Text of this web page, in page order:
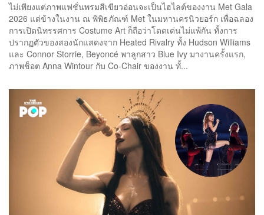
ไม่เพียงแต่ภาพแฟชั่นพรมสีเขียวอ่อนจะเป็นไฮไลต์ของงาน Met Gala
2026 แต่ข้างในงาน ณ พิพิธภัณฑ์ Met ในมหานครนิวยอร์ก เพื่อฉลอง
การเปิดนิทรรศการ Costume Art ก็ถือว่าโดดเด่นไม่แพ้กัน ทั้งการ
ปรากฏตัวของสองนักแสดงจาก Heated Rivalry ทั้ง Hudson Williams
และ Connor Storrie, Beyoncé พาลูกสาว Blue Ivy มางานครั้งแรก,
ภาพช็อต Anna Wintour กับ Co-Chair ของงาน ทั้...